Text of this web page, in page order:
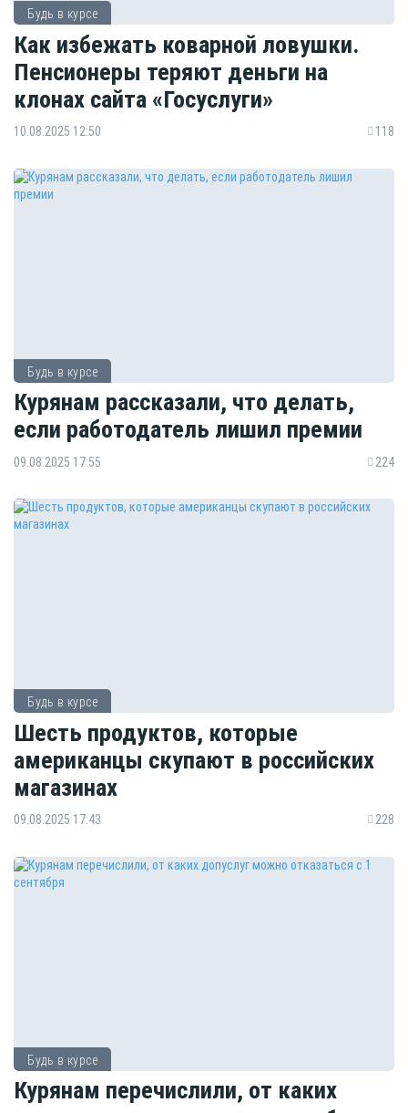
Будь в курсе
Как избежать коварной ловушки.
Пенсионеры теряют деньги на
клонах сайта «Госуслуги»
10.08.2025 12:50 118
Будь в курсе
Курянам рассказали, что делать,
если работодатель лишил премии
09.08.2025 17:55 224
Будь в курсе
Шесть продуктов, которые
американцы скупают в российских
магазинах
09.08.2025 17:43 228
Будь в курсе
Курянам перечислили, от каких